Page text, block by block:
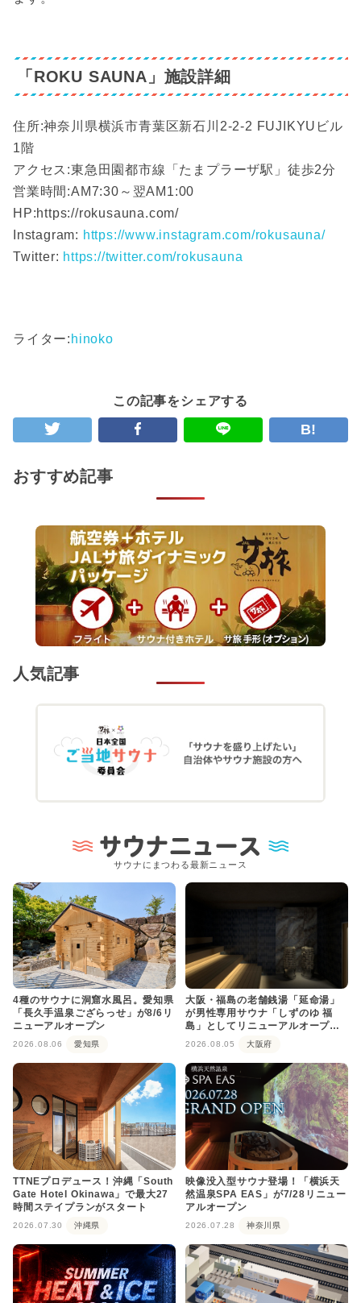
「ROKU SAUNA」施設詳細
住所:神奈川県横浜市青葉区新石川2-2-2 FUJIKYUビル
1階
アクセス:東急田園都市線「たまプラーザ駅」徒歩2分
営業時間:AM7:30～翌AM1:00
HP:https://rokusauna.com/
Instagram: https://www.instagram.com/rokusauna/
Twitter: https://twitter.com/rokusauna
ライター: hinoko
この記事をシェアする
B!
おすすめ記事
人気記事
サウナニュース
サウナにまつわる最新ニュース
4種のサウナに洞窟水風呂。愛知県
「長久手温泉ござらっせ」が8/6リ
ニューアルオープン
2026.08.06 愛知県
大阪・福島の老舗銭湯「延命湯」
が男性専用サウナ「しずのゆ 福
島」としてリニューアルオープ
ン！
2026.08.05 大阪府
TTNEプロデュース！沖縄「South
Gate Hotel Okinawa」で最大27
時間ステイプランがスタート
2026.07.30 沖縄県
映像没入型サウナ登場！「横浜天
然温泉SPA EAS」が7/28リニュー
アルオープン
2026.07.28 神奈川県